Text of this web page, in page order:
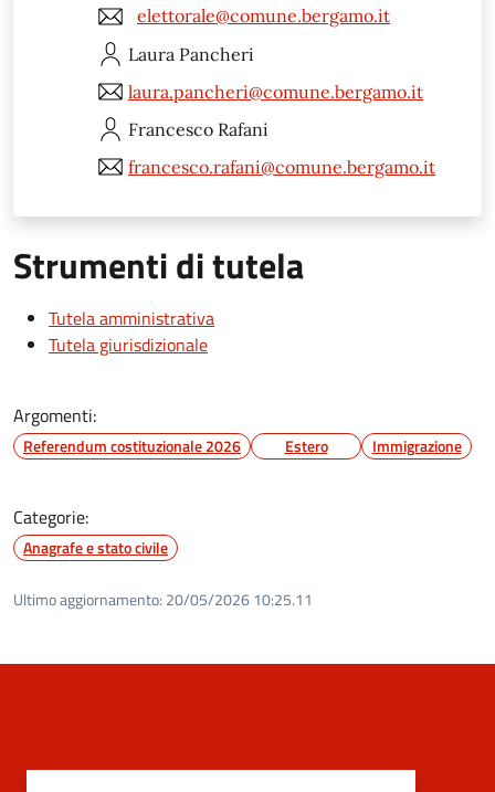
elettorale@comune.bergamo.it
Laura Pancheri
laura.pancheri@comune.bergamo.it
Francesco Rafani
francesco.rafani@comune.bergamo.it
Strumenti di tutela
Tutela amministrativa
Tutela giurisdizionale
Argomenti:
Referendum costituzionale 2026 Estero Immigrazione
Categorie:
Anagrafe e stato civile
Ultimo aggiornamento: 20/05/2026 10:25.11